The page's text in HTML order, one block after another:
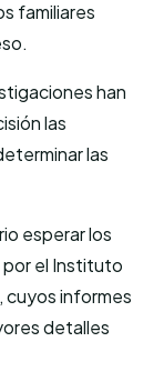
familiares
han
las
las
esperar los
el Instituto
cuyos informes
detalles